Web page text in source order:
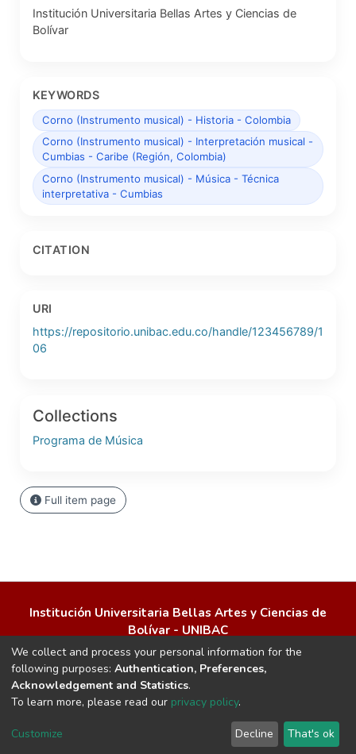
Institución Universitaria Bellas Artes y Ciencias de
Bolívar
KEYWORDS
Corno (Instrumento musical) - Historia - Colombia
Corno (Instrumento musical) - Interpretación musical -
Cumbias - Caribe (Región, Colombia)
Corno (Instrumento musical) - Música - Técnica
interpretativa - Cumbias
CITATION
URI
https://repositorio.unibac.edu.co/handle/123456789/1
06
Collections
Programa de Música
Full item page
Institución Universitaria Bellas Artes y Ciencias de
Bolívar - UNIBAC
Calle de la Merced No. 7-37, Centro Histórico, Cartagena de
Indias, Bolívar – Colombia
Tel: (+57 5) 664 2471 | contacto@unibac.edu.co
© 2026 UNIBAC. Todos los derechos reservados.
Implementado y con soporte deBiblioweb
We collect and process your personal information for the
following purposes: Authentication, Preferences,
Acknowledgement and Statistics.
To learn more, please read our privacy policy.
Customize Decline That's ok